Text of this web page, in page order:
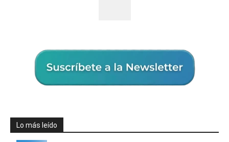
Lo más leído